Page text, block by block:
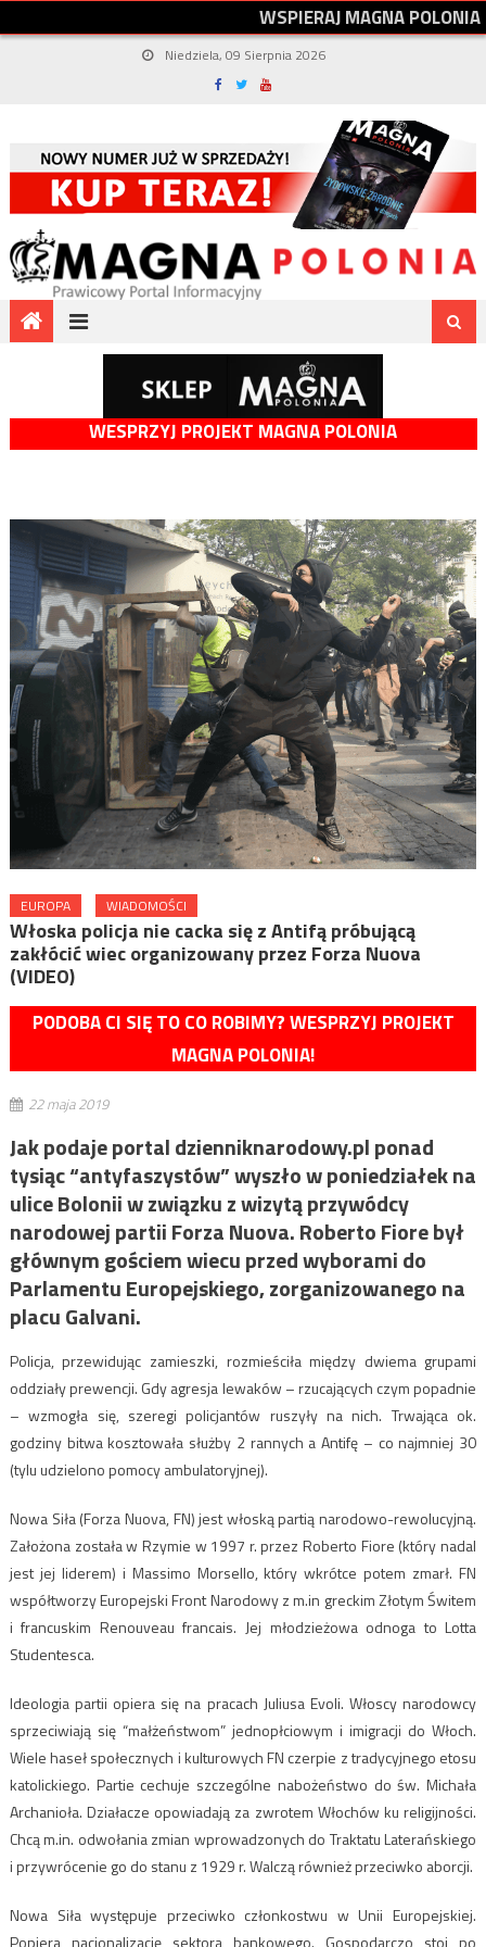
WSPIERAJMAGNAPOLONIA
Niedziela, 09 Sierpnia 2026
WESPRZYJ PROJEKT MAGNA POLONIA
EUROPA WIADOMOŚCI
Włoska policja nie cacka się z Antifą próbującą
zakłócić wiec organizowany przez Forza Nuova
(VIDEO)
PODOBA CI SIĘ TO CO ROBIMY? WESPRZYJ PROJEKT
MAGNA POLONIA!
22 maja 2019
Jak podaje portal dzienniknarodowy.pl ponad
tysiąc “antyfaszystów” wyszło w poniedziałek na
ulice Bolonii w związku z wizytą przywódcy
narodowej partii Forza Nuova. Roberto Fiore był
głównym gościem wiecu przed wyborami do
Parlamentu Europejskiego, zorganizowanego na
placu Galvani.
Policja, przewidując zamieszki, rozmieściła między dwiema grupami
oddziały prewencji. Gdy agresja lewaków – rzucających czym popadnie
– wzmogła się, szeregi policjantów ruszyły na nich. Trwająca ok.
godziny bitwa kosztowała służby 2 rannych a Antifę – co najmniej 30
(tylu udzielono pomocy ambulatoryjnej).
Nowa Siła (Forza Nuova, FN) jest włoską partią narodowo-rewolucyjną.
Założona została w Rzymie w 1997 r. przez Roberto Fiore (który nadal
jest jej liderem) i Massimo Morsello, który wkrótce potem zmarł. FN
współtworzy Europejski Front Narodowy z m.in greckim Złotym Świtem
i francuskim Renouveau francais. Jej młodzieżowa odnoga to Lotta
Studentesca.
Ideologia partii opiera się na pracach Juliusa Evoli. Włoscy narodowcy
sprzeciwiają się “małżeństwom” jednopłciowym i imigracji do Włoch.
Wiele haseł społecznych i kulturowych FN czerpie z tradycyjnego etosu
katolickiego. Partie cechuje szczególne nabożeństwo do św. Michała
Archanioła. Działacze opowiadają za zwrotem Włochów ku religijności.
Chcą m.in. odwołania zmian wprowadzonych do Traktatu Laterańskiego
i przywrócenie go do stanu z 1929 r. Walczą również przeciwko aborcji.
Nowa Siła występuje przeciwko członkostwu w Unii Europejskiej.
Popiera nacjonalizację sektora bankowego. Gospodarczo stoi po